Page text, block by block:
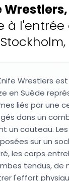
Wrestlers,
à l'entrée
Wrestlers
en Suède
liés par une
dans un
un couteau.
sur un
les corps
tendus, de
l'effort